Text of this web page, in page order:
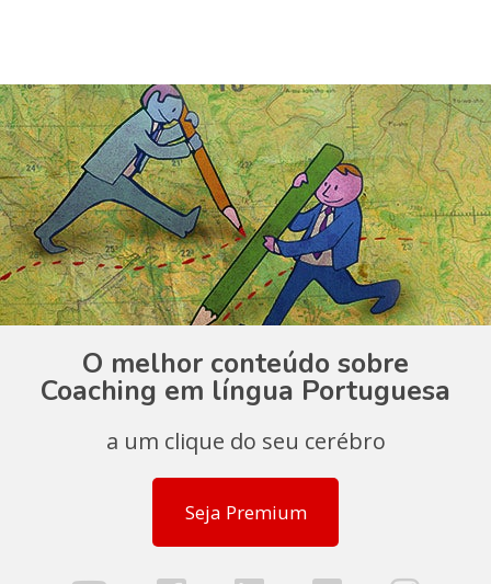
O melhor conteúdo sobre
Coaching em língua Portuguesa
a um clique do seu cerébro
Seja Premium